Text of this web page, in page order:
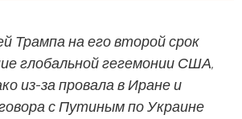
Трампа на его второй срок
глобальной гегемонии США,
из-за провала в Иране и
с Путиным по Украине